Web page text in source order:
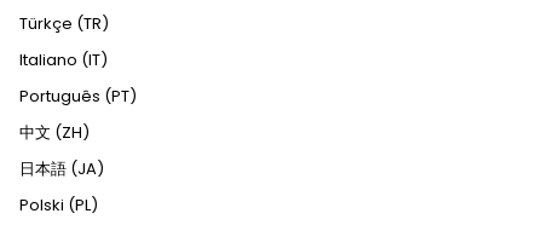
Türkçe (TR)
Italiano (IT)
Português (PT)
中文 (ZH)
日本語 (JA)
Polski (PL)